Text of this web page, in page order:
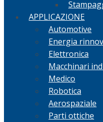
APPLICAZIONE
Automotive
Energia
Elettronica
Macchinari
Medico
Robotica
Aerospaziale
Parti ottiche